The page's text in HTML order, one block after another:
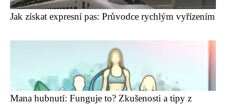
Jak získat expresní pas: Průvodce rychlým vyřízením
Mana hubnutí: Funguje to? Zkušenosti a tipy z